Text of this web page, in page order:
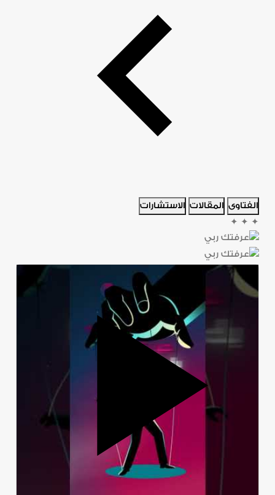
الفتاوى المقالات الاستشارات
✦
✦
✦